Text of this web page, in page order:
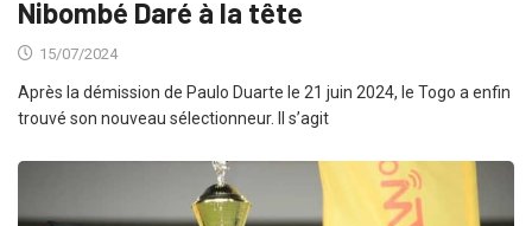
Nibombé Daré à la tête
15/07/2024
Après la démission de Paulo Duarte le 21 juin 2024, le Togo a enfin
trouvé son nouveau sélectionneur. Il s’agit